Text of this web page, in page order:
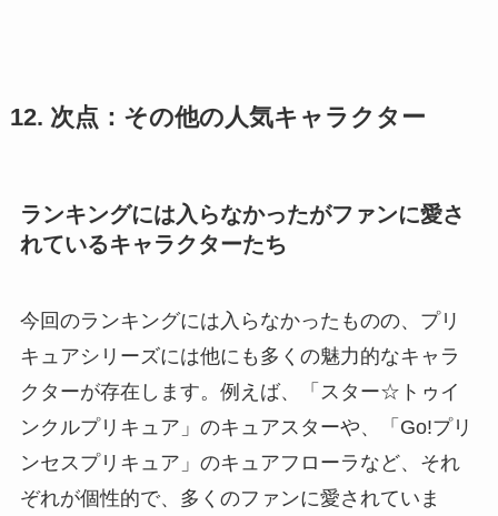
12. 次点：その他の人気キャラクター
ランキングには入らなかったがファンに愛さ
れているキャラクターたち
今回のランキングには入らなかったものの、プリ
キュアシリーズには他にも多くの魅力的なキャラ
クターが存在します。例えば、「スター☆トゥイ
ンクルプリキュア」のキュアスターや、「Go!プリ
ンセスプリキュア」のキュアフローラなど、それ
ぞれが個性的で、多くのファンに愛されていま